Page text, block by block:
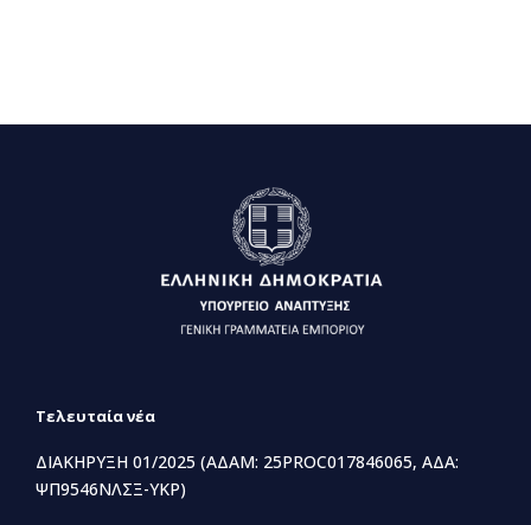
Τελευταία νέα
ΔΙΑΚΗΡΥΞΗ 01/2025 (ΑΔΑΜ: 25PROC017846065, ΑΔΑ:
ΨΠ9546ΝΛΣΞ-ΥΚΡ)